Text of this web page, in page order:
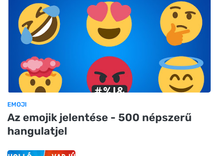
EMOJI
Az emojik jelentése - 500 népszerű
hangulatjel